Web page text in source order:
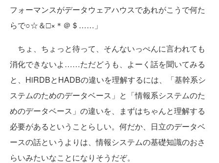
フォーマンスがデータウェアハウスであれがこうで何た
らで○☆＆□×＊＠＄……」
ちょ、ちょっと待って、そんないっぺんに言われても
消化できないよ……ただどうも、よーく話を聞いてみる
と、HiRDBとHADBの違いを理解するには、「基幹系シ
ステムのためのデータベース」と「情報系システムのた
めのデータベース」の違いを、まずはちゃんと理解する
必要があるということらしい。何だか、日立のデータベ
ースの話というよりは、情報システムの基礎知識のおさ
らいみたいなことになりそうだぞ。